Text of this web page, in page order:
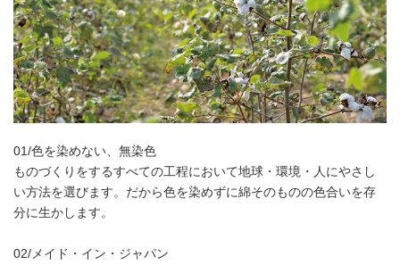
01/色を染めない、無染色
ものづくりをするすべての工程において地球・環境・人にやさし
い方法を選びます。だから色を染めずに綿そのものの色合いを存
分に生かします。
02/メイド・イン・ジャパン